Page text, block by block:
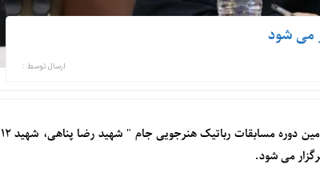
می شود
ارسال توسط :
معاون آموزش متوسطه اداره کل آموزش و پرورش استان البرزگفت: دومین دوره مسابقات رباتیک هنرجویی جام " شهید رضا پناهی، شهید ۱۲